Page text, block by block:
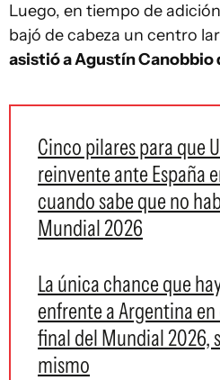
Luego, en tiempo de
bajó de cabeza un centro
asistió a Agustín Canobbio
Cinco pilares para que
reinvente ante España
cuando sabe que no
Mundial 2026
La única chance que
enfrente a Argentina
final del Mundial 2026,
mismo